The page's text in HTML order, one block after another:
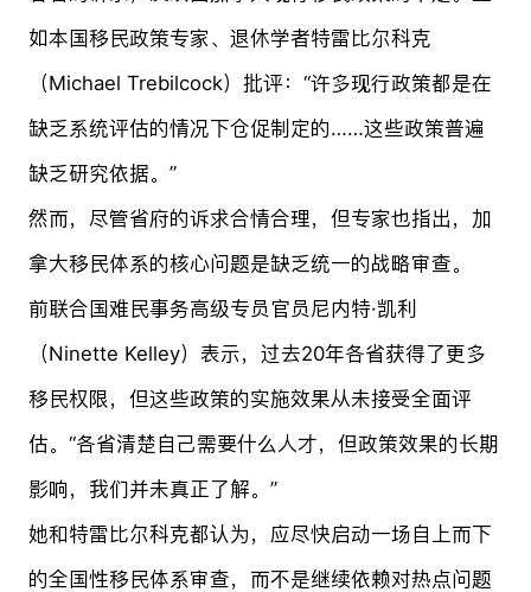
如本国移民政策专家、退休学者特雷比尔科克
（Michael Trebilcock）批评：“许多现行政策都是在
缺乏系统评估的情况下仓促制定的……这些政策普遍
缺乏研究依据。”
然而，尽管省府的诉求合情合理，但专家也指出，加
拿大移民体系的核心问题是缺乏统一的战略审查。
前联合国难民事务高级专员官员尼内特·凯利
（Ninette Kelley）表示，过去20年各省获得了更多
移民权限，但这些政策的实施效果从未接受全面评
估。“各省清楚自己需要什么人才，但政策效果的长期
影响，我们并未真正了解。”
她和特雷比尔科克都认为，应尽快启动一场自上而下
的全国性移民体系审查，而不是继续依赖对热点问题